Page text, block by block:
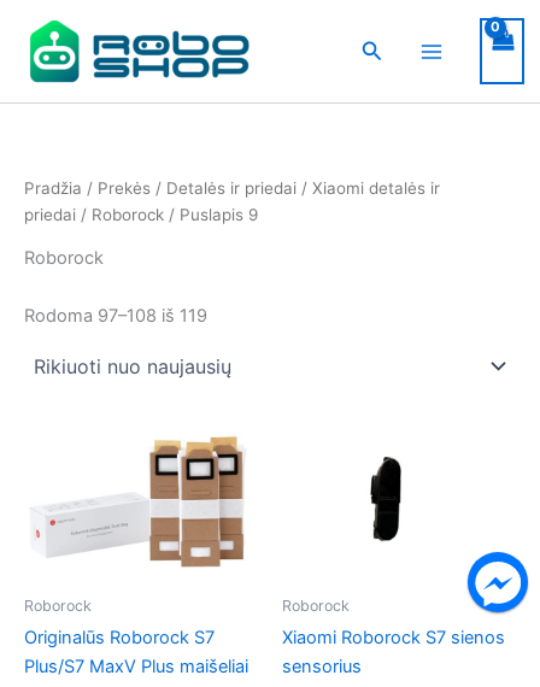
turinio
Paieška
Pradžia / Prekės / Detalės ir priedai / Xiaomi detalės ir
priedai / Roborock / Puslapis 9
Roborock
Rodoma 97–108 iš 119
Roborock
Originalūs Roborock S7
Plus/S7 MaxV Plus maišeliai
Roborock
Xiaomi Roborock S7 sienos
sensorius